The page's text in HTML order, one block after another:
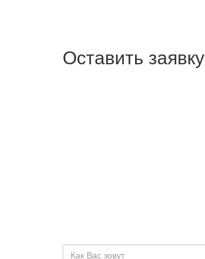
Оставить заявку